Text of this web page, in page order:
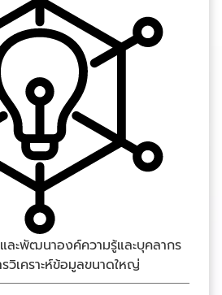
ะพัฒนาองค์ความรู้และบุคลากร
วิเคราะห์ข้อมูลขนาดใหญ่